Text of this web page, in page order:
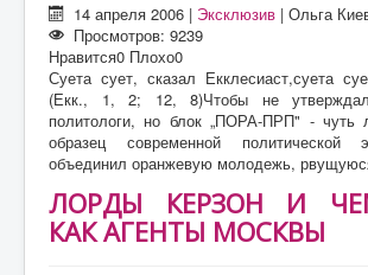
14 апреля 2006 | Эксклюзив |Ольга
Просмотров: 9239
Нравится0 Плохо0
Суета сует, сказал Екклесиаст,суета
(Екк., 1, 2; 12, 8)Чтобы не
политологи, но блок „ПОРА-ПРП" - чуть
образец современной политической
объединил оранжевую молодежь,
ЛОРДЫ КЕРЗОН И
КАК АГЕНТЫ МОСКВЫ